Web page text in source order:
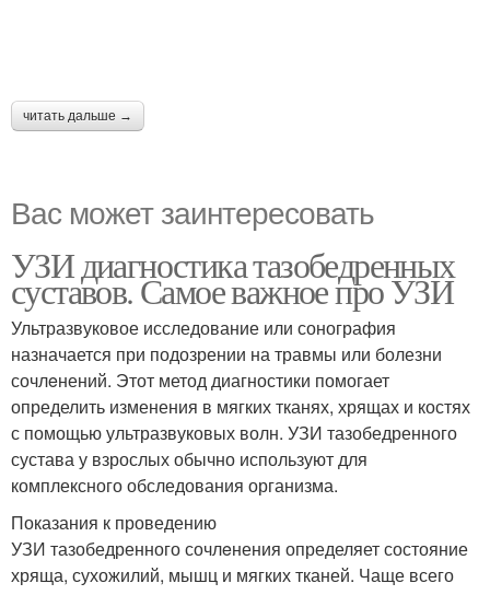
читать дальше →
Вас может заинтересовать
УЗИ диагностика тазобедренных
суставов. Самое важное про УЗИ
Ультразвуковое исследование или сонография
назначается при подозрении на травмы или болезни
сочлeнений. Этот метод диагностики помогает
определить изменения в мягких тканях, хрящах и костях
с помощью ультразвуковых волн. УЗИ тазобедренного
сустава у взрослых обычно используют для
комплексного обследования организма.
Показания к проведению
УЗИ тазобедренного сочлeнения определяет состояние
хряща, сухожилий, мышц и мягких тканей. Чаще всего